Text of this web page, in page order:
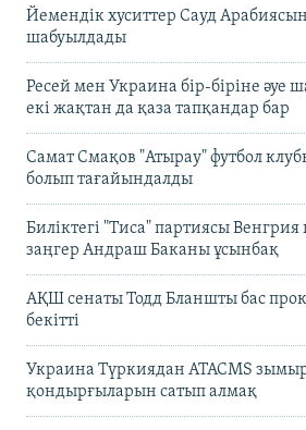
Йемендік хуситтер Сауд
шабуылдады
Ресей мен Украина бір-біріне әуе
екі жақтан да қаза тапқандар бар
Самат Смақов "Атырау" футбол
болып тағайындалды
Биліктегі "Тиса" партиясы Венгрия
заңгер Андраш Баканы ұсынбақ
АҚШ сенаты Тодд Бланшты бас
бекітті
Украина Түркиядан ATACMS
қондырғыларын сатып алмақ